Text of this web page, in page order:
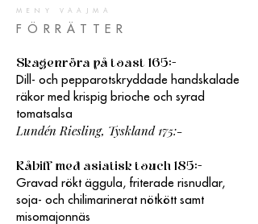
MENY VAAJMA
FÖRRÄTTER
Skagenröra på toast 165:-
Dill- och pepparotskryddade handskalade
räkor med krispig brioche och syrad
tomatsalsa
Lundén Riesling, Tyskland 175:-
Råbiff med asiatisk touch 185:-
Gravad rökt äggula, friterade risnudlar,
soja- och chilimarinerat nötkött samt
misomajonnäs